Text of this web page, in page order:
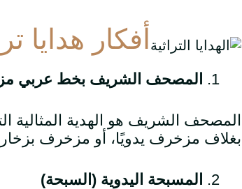
أفكار هدايا
المصحف الشريف بخط عربي
المصحف الشريف هو الهدية المثالية
بغلاف مزخرف يدويًا، أو مزخرف
المسبحة اليدوية (السبحة)